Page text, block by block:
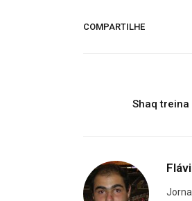
COMPARTILHE
Shaq